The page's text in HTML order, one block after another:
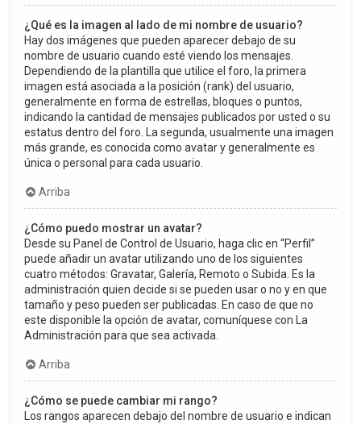
¿Qué es la imagen al lado de mi nombre de usuario?
Hay dos imágenes que pueden aparecer debajo de su
nombre de usuario cuando esté viendo los mensajes.
Dependiendo de la plantilla que utilice el foro, la primera
imagen está asociada a la posición (rank) del usuario,
generalmente en forma de estrellas, bloques o puntos,
indicando la cantidad de mensajes publicados por usted o su
estatus dentro del foro. La segunda, usualmente una imagen
más grande, es conocida como avatar y generalmente es
única o personal para cada usuario.
Arriba
¿Cómo puedo mostrar un avatar?
Desde su Panel de Control de Usuario, haga clic en “Perfil”
puede añadir un avatar utilizando uno de los siguientes
cuatro métodos: Gravatar, Galería, Remoto o Subida. Es la
administración quien decide si se pueden usar o no y en que
tamaño y peso pueden ser publicadas. En caso de que no
este disponible la opción de avatar, comuníquese con La
Administración para que sea activada.
Arriba
¿Cómo se puede cambiar mi rango?
Los rangos aparecen debajo del nombre de usuario e indican